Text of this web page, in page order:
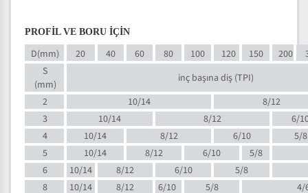
PROFİL VE BORU İÇİN
D(mm) 20 40 60 80 100 120 150 200
S
(mm)
inç başına diş (TPI)
2
10/14
8/12
3
10/14 8/12
6/
4
10/14 8/12 6/10
5/8
5
10/14 8/12 6/10
5/8
6
10/14 8/12 6/10
5/8
8
10/14 8/12 6/10 5/8
4/